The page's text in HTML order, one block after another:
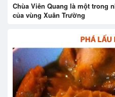
Chùa Viên Quang là một trong
của vùng Xuân Trường